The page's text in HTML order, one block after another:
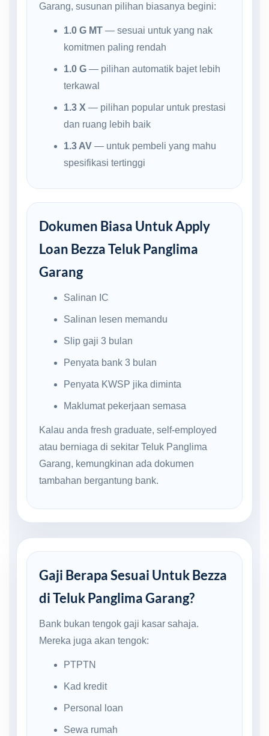
Garang, susunan pilihan biasanya begini:
1.0 G MT— sesuai untuk yang nak
komitmen paling rendah
1.0 G— pilihan automatik bajet lebih
terkawal
1.3 X — pilihan popular untuk prestasi
dan ruang lebih baik
1.3 AV— untuk pembeli yang mahu
spesifikasi tertinggi
Dokumen Biasa Untuk Apply
Loan Bezza Teluk Panglima
Garang
Salinan IC
Salinan lesen memandu
Slip gaji 3 bulan
Penyata bank 3 bulan
Penyata KWSP jika diminta
Maklumat pekerjaan semasa
Kalau anda fresh graduate, self-employed
atau berniaga di sekitar Teluk Panglima
Garang, kemungkinan ada dokumen
tambahan bergantung bank.
Gaji Berapa Sesuai Untuk Bezza
di Teluk Panglima Garang?
Bank bukan tengok gaji kasar sahaja.
Mereka juga akan tengok:
PTPTN
Kad kredit
Personal loan
Sewa rumah